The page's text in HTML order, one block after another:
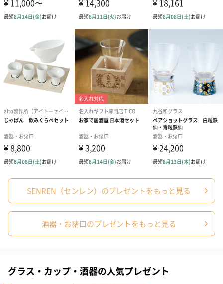
SENREN（センレン）のプレゼントをもっと見る
酒器・お猪口のプレゼントをもっと見る
グラス・カップ・酒器の人気プレゼント